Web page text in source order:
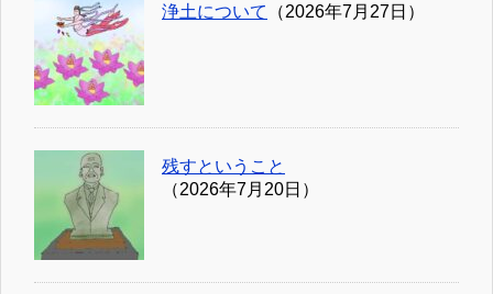
浄土について （2026年7月27日）
残すということ
（2026年7月20日）